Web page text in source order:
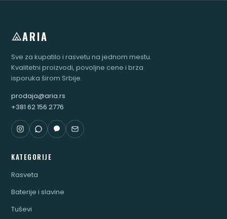
ARIA
Sve za kupatilo i rasvetu na jednom mestu.
Kvalitetni proizvodi, povoljne cene i brza
isporuka širom Srbije.
prodaja@aria.rs
+381 62 156 2776
KATEGORIJE
Rasveta
Baterije i slavine
Tuševi